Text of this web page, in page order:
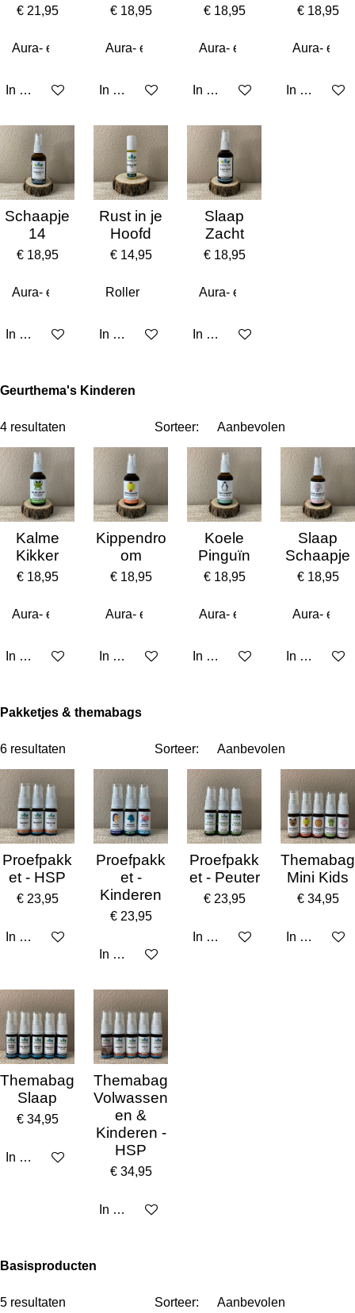
€ 21,95
In winkelwagen
€ 18,95
In winkelwagen
€ 18,95
In winkelwagen
€ 18,95
In
Schaapje
14
€ 18,95
In winkelwagen
Rust in je
Hoofd
€ 14,95
In winkelwagen
Slaap
Zacht
€ 18,95
In winkelwagen
Geurthema's Kinderen
4 resultaten Sorteer:
Kalme
Kikker
€ 18,95
In winkelwagen
Kippendro
om
€ 18,95
In winkelwagen
Koele
Pinguïn
€ 18,95
In winkelwagen
Slaap
Schaapje
€ 18,95
In
Pakketjes & themabags
6 resultaten Sorteer:
Proefpakk
et - HSP
€ 23,95
In winkelwagen
Proefpakk
et -
Kinderen
€ 23,95
In winkelwagen
Proefpakk
et - Peuter
€ 23,95
In winkelwagen
Themabag
Mini Kids
€ 34,95
In
Themabag
Slaap
€ 34,95
In winkelwagen
Themabag
Volwassen
en &
Kinderen -
HSP
€ 34,95
In winkelwagen
Basisproducten
5 resultaten Sorteer: